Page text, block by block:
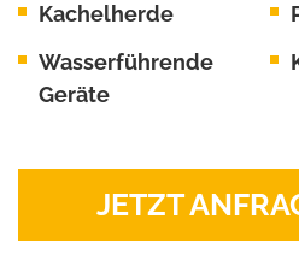
Kachelherde
Wasserführende
Geräte
JETZT